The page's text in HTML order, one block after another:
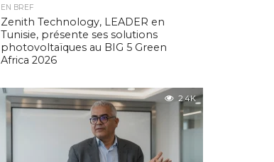
EN BREF
Zenith Technology, LEADER en
Tunisie, présente ses solutions
photovoltaïques au BIG 5 Green
Africa 2026
2.4K